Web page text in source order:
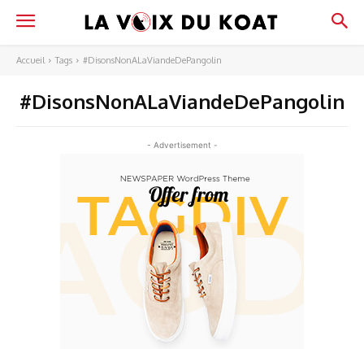
Accueil Tags #DisonsNonALaViandeDePangolin
#DisonsNonALaViandeDePangolin
- Advertisement -